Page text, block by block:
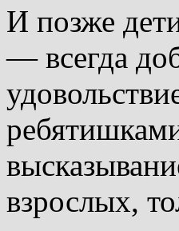
И позже
— всегда
взрослых,